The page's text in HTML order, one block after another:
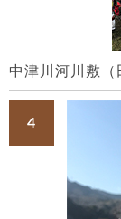
中津川河川敷